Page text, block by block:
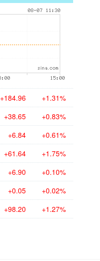
+184.96 +1.31%
+38.65 +0.83%
+6.84 +0.61%
+61.64 +1.75%
+6.90 +0.10%
+0.05 +0.02%
+98.20 +1.27%